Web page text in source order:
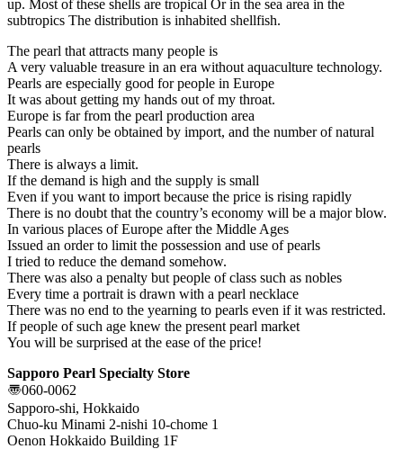
up. Most of these shells are tropical Or in the sea area in the
subtropics The distribution is inhabited shellfish.
The pearl that attracts many people is
A very valuable treasure in an era without aquaculture technology.
Pearls are especially good for people in Europe
It was about getting my hands out of my throat.
Europe is far from the pearl production area
Pearls can only be obtained by import, and the number of natural
pearls
There is always a limit.
If the demand is high and the supply is small
Even if you want to import because the price is rising rapidly
There is no doubt that the country’s economy will be a major blow.
In various places of Europe after the Middle Ages
Issued an order to limit the possession and use of pearls
I tried to reduce the demand somehow.
There was also a penalty but people of class such as nobles
Every time a portrait is drawn with a pearl necklace
There was no end to the yearning to pearls even if it was restricted.
If people of such age knew the present pearl market
You will be surprised at the ease of the price!
Sapporo Pearl Specialty Store
〠060-0062
Sapporo-shi, Hokkaido
Chuo-ku Minami 2-nishi 10-chome 1
Oenon Hokkaido Building 1F